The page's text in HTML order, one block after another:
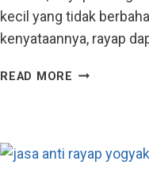
kecil yang tidak
kenyataannya, rayap
READ MORE